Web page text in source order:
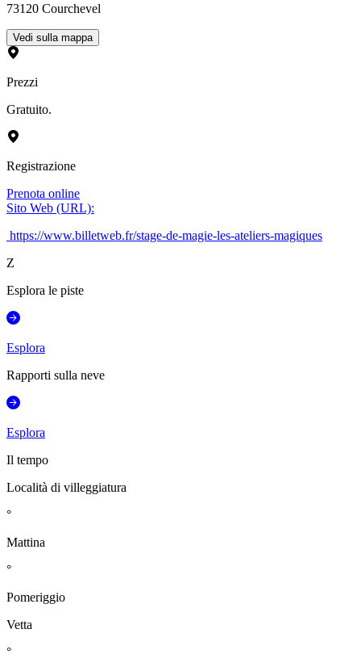
73120 Courchevel
Vedi sulla mappa
Prezzi
Gratuito.
Registrazione
Prenota online
Sito Web (URL):
https://www.billetweb.fr/stage-de-magie-les-ateliers-magiques
Z
Esplora le piste
Esplora
Rapporti sulla neve
Esplora
Il tempo
Località di villeggiatura
°
Mattina
°
Pomeriggio
Vetta
°